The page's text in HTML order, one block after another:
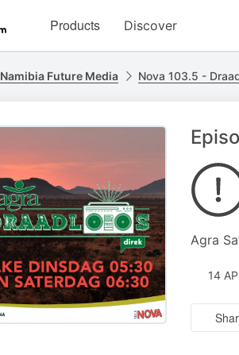
homepage
Products Discover
Namibia Future Media Nova 103.5 -
Agra
14